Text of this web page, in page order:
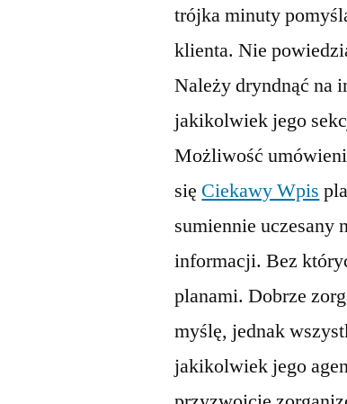
trójka minuty
klienta. Nie
Należy dryndnąć na
jakikolwiek jego
Możliwość
się Ciekawy Wpis
sumiennie
informacji. Bez
planami. Dobrze
myślę, jednak
jakikolwiek jego